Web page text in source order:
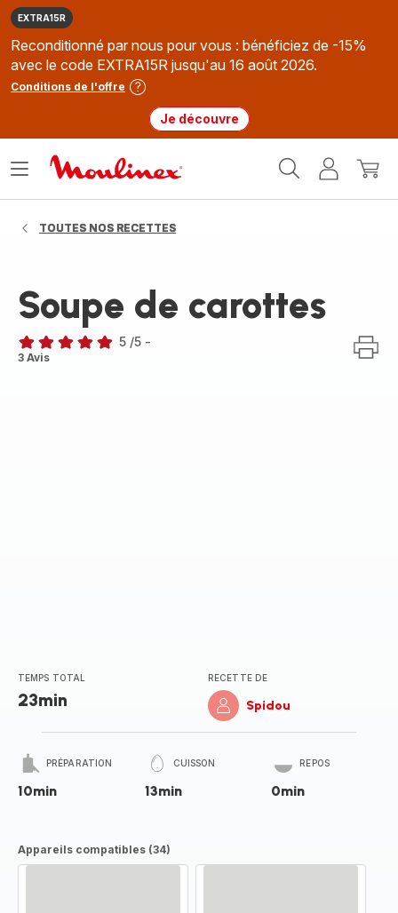
EXTRA15R
Reconditionné par nous pour vous : bénéficiez de -15%
avec le code EXTRA15R jusqu'au 16 août 2026.
Conditions de l'offre
Je découvre
MonMon
Ouvrir
TOUTES NOS RECETTES
Soupe de carottes
Avis
5 /5 -
3 Avis
TEMPS TOTAL
23min
RECETTE DE
Spidou
PRÉPARATION
10min
CUISSON
13min
REPOS
0min
Appareils compatibles (34)